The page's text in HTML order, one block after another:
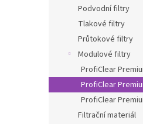
Podvodní filtry
Tlakové filtry
Průtokové filtry
Modulové filtry
ProfiClear
ProfiClear
ProfiClear
Filtrační materiál